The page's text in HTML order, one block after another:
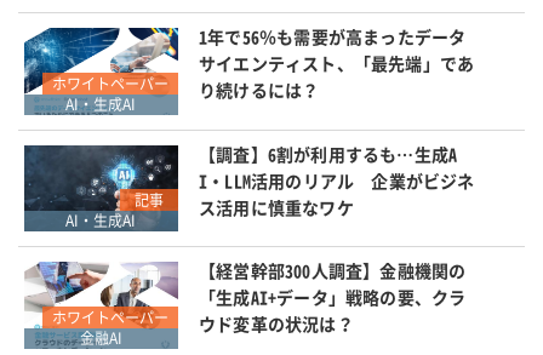
ホワイトペーパー
AI・生成AI
1年で56％も需要が高まったデータ
サイエンティスト、「最先端」であ
り続けるには？
記事
AI・生成AI
【調査】6割が利用するも…生成A
I・LLM活用のリアル 企業がビジネ
ス活用に慎重なワケ
ホワイトペーパー
金融AI
【経営幹部300人調査】金融機関の
「生成AI+データ」戦略の要、クラ
ウド変革の状況は？